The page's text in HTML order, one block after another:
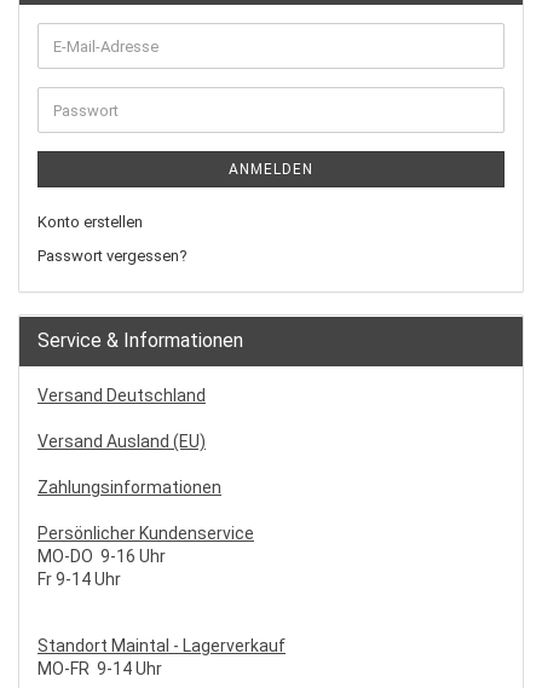
ANMELDEN
Konto erstellen
Passwort vergessen?
Service & Informationen
Versand Deutschland
Versand Ausland (EU)
Zahlungsinformationen
Persönlicher Kundenservice
MO-DO 9-16 Uhr
Fr 9-14 Uhr
Standort Maintal - Lagerverkauf
MO-FR 9-14 Uhr